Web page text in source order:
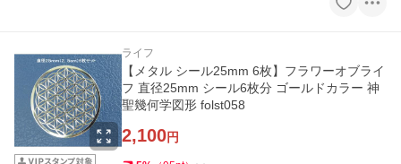
ライフ
【メタル シール25mm 6枚】フラワーオブライ
フ 直径25mm シール6枚分 ゴールドカラー 神
聖幾何学図形 folst058
2,100円